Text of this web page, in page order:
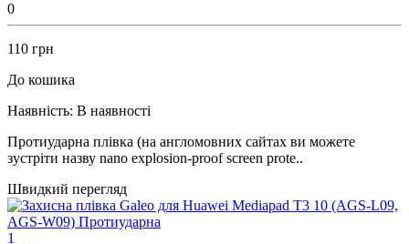
0
110 грн
До кошика
Наявність: В наявності
Протиударна плівка (на англомовних сайтах ви можете
зустріти назву nano explosion-proof screen prote..
Швидкий перегляд
1